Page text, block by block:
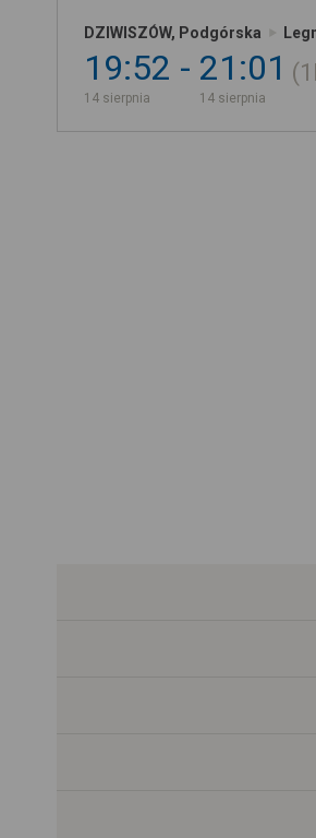
DZIWISZÓW, Podgórska
19:52
14 sierpnia
21:01
14 sierpnia